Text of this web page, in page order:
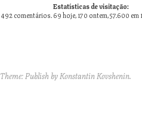
492comentários.
Estatísticas de visitação:
69 hoje, 170 ontem, 57.600 em
Theme: Publish byKonstantin Kovshenin.